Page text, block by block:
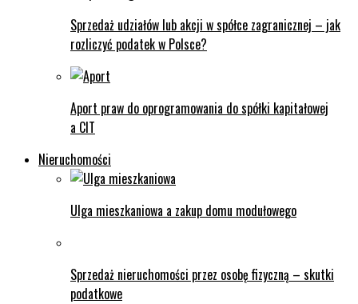
Sprzedaż udziałów lub akcji w spółce zagranicznej – jak
rozliczyć podatek w Polsce?
Aport praw do oprogramowania do spółki kapitałowej
a CIT
Nieruchomości
Ulga mieszkaniowa a zakup domu modułowego
Sprzedaż nieruchomości przez osobę fizyczną – skutki
podatkowe